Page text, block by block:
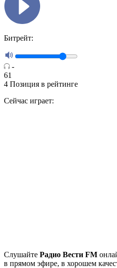
Битрейт:
-
61
4 Позиция в рейтинге
Сейчас играет:
Cлушайте Радио Вести FM
в прямом эфире, в хорошем